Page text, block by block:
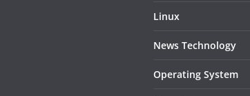
Linux
News Technology
Operating System